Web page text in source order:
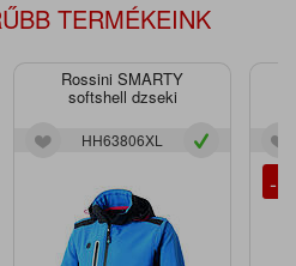
TERMÉKEINK
Rossini SMARTY
softshell dzseki
HH63806XL
-